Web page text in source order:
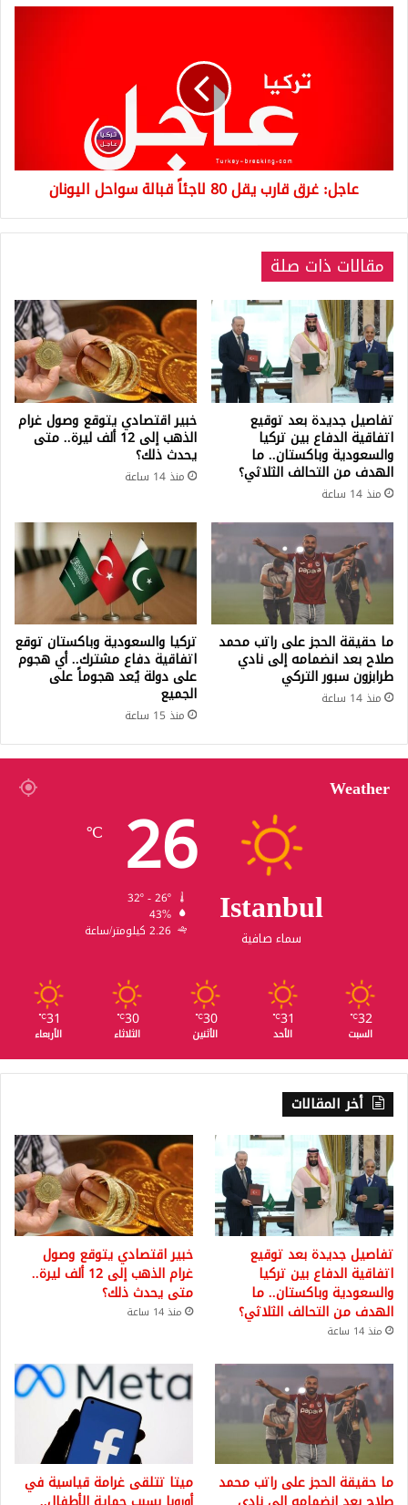
اليونان
عاجل: غرق قارب يقل 80 لاجئاً قبالة سواحل اليونان
مقالات ذات صلة
تفاصيل جديدة بعد توقيع
اتفاقية الدفاع بين تركيا
والسعودية وباكستان.. ما
الهدف من التحالف الثلاثي؟
منذ 14 ساعة
خبير اقتصادي يتوقع وصول غرام
الذهب إلى 12 ألف ليرة.. متى
يحدث ذلك؟
منذ 14 ساعة
ما حقيقة الحجز على راتب محمد
صلاح بعد انضمامه إلى نادي
طرابزون سبور التركي
منذ 14 ساعة
تركيا والسعودية وباكستان توقع
اتفاقية دفاع مشترك.. أي هجوم
على دولة يُعد هجوماً على
الجميع
منذ 15 ساعة
Weather
Istanbul
سماء صافية
26
℃
43%
2.26 كيلومتر/ساعة
32
℃
السبت
31
℃
الأحد
30
℃
الأثنين
30
℃
الثلاثاء
31
℃
الأربعاء
أخر المقالات
تفاصيل جديدة بعد توقيع
اتفاقية الدفاع بين تركيا
والسعودية وباكستان.. ما
الهدف من التحالف الثلاثي؟
منذ 14 ساعة
خبير اقتصادي يتوقع وصول
غرام الذهب إلى 12 ألف ليرة..
متى يحدث ذلك؟
منذ 14 ساعة
ما حقيقة الحجز على راتب محمد ميتا تتلقى غرامة قياسية في